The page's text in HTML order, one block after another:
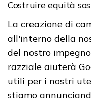
Costruire equità
La creazione di
all'interno della
del nostro
razziale aiuterà
utili per i nostri
stiamo